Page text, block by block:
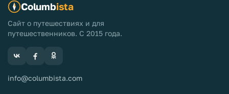
Columbista
Сайт о путешествиях и для
путешественников. С 2015 года.
info@columbista.com